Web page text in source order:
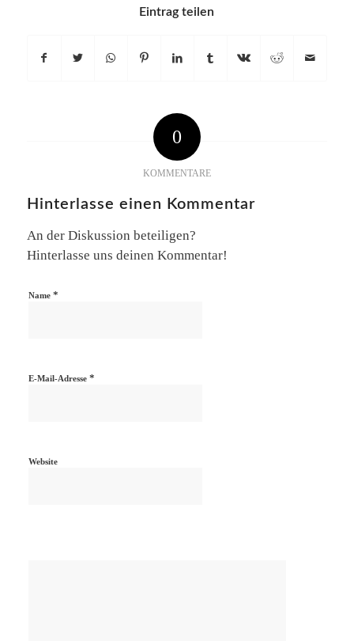
Eintrag teilen
0
KOMMENTARE
Hinterlasse einen Kommentar
An der Diskussion beteiligen?
Hinterlasse uns deinen Kommentar!
Name *
E-Mail-Adresse *
Website